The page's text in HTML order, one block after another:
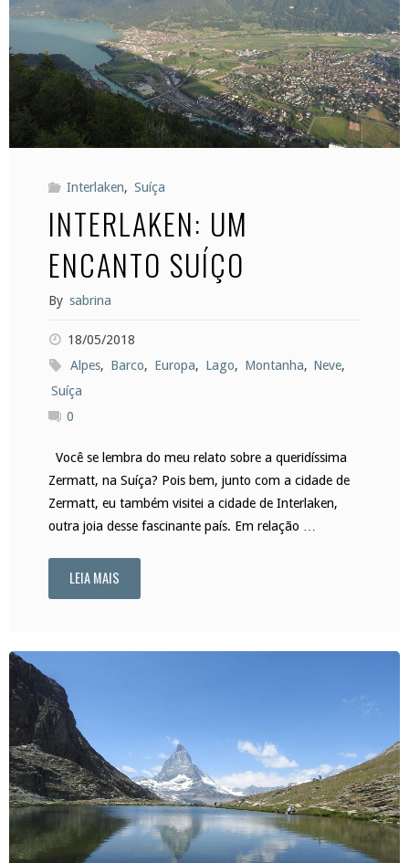
Interlaken, Suíça
INTERLAKEN: UM
ENCANTO SUÍÇO
By sabrina
18/05/2018
Alpes, Barco, Europa, Lago, Montanha, Neve,
Suíça
0
Você se lembra do meu relato sobre a queridíssima
Zermatt, na Suíça? Pois bem, junto com a cidade de
Zermatt, eu também visitei a cidade de Interlaken,
outra joia desse fascinante país. Em relação …
LEIA MAIS"Interlaken:
encanto